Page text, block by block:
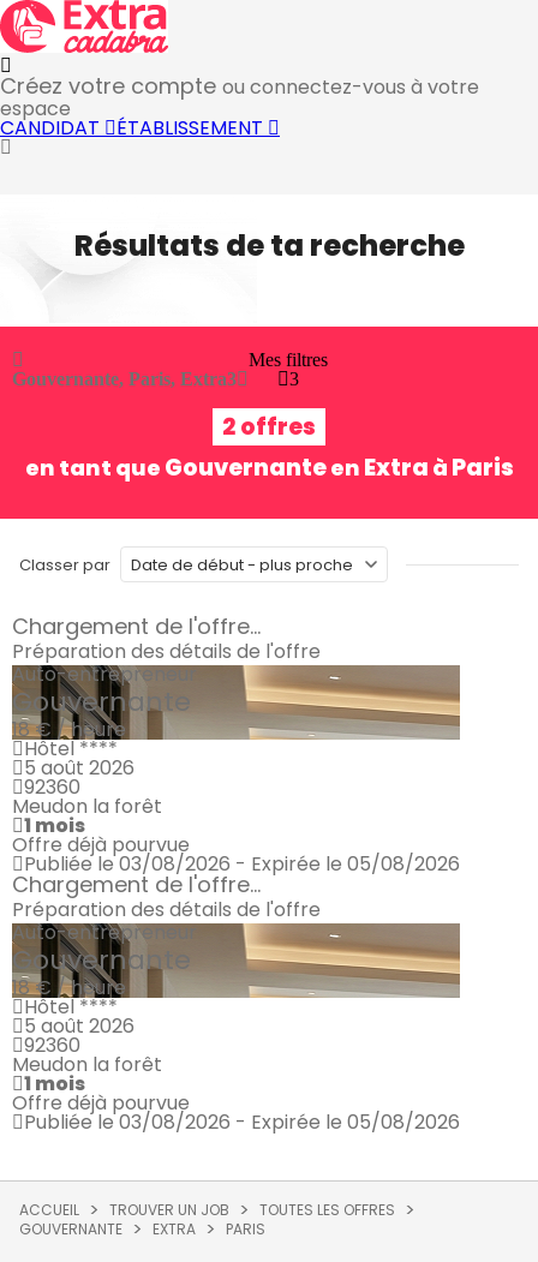
Créez votre compte ou connectez-vous à votre
espace
CANDIDAT ÉTABLISSEMENT
Résultats de ta recherche
Gouvernante, Paris, Extra3
Mes filtres
3
2 offres
en tant que Gouvernanteen Extra à Paris
Classer par
Chargement de l'offre...
Préparation des détails de l'offre
Auto-entrepreneur
Gouvernante
18 € / heure
Hôtel ****
5 août 2026
92360
Meudon la forêt
1 mois
Offre déjà pourvue
Publiée le 03/08/2026 - Expirée le 05/08/2026
Chargement de l'offre...
Préparation des détails de l'offre
Auto-entrepreneur
Gouvernante
18 € / heure
Hôtel ****
5 août 2026
92360
Meudon la forêt
1 mois
Offre déjà pourvue
Publiée le 03/08/2026 - Expirée le 05/08/2026
ACCUEIL TROUVER UN JOB
TOUTES LES OFFRES
GOUVERNANTE
EXTRA PARIS